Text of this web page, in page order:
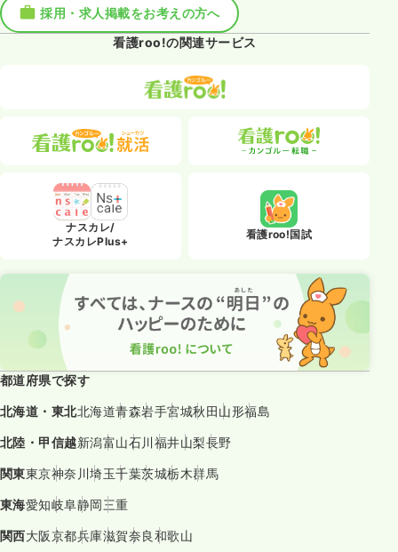
採用・求人掲載をお考えの方へ
看護roo!の関連サービス
ナスカレ/
ナスカレPlus+
看護roo!国試
都道府県で探す
北海道・東北北海道青森岩手宮城秋田 山形福島
北陸・甲信越新潟富山石川 福井山梨長野
関東東京神奈川埼玉千葉茨城栃木群馬
東海愛知岐阜静岡三重
関西大阪京都兵庫滋賀奈良和歌山